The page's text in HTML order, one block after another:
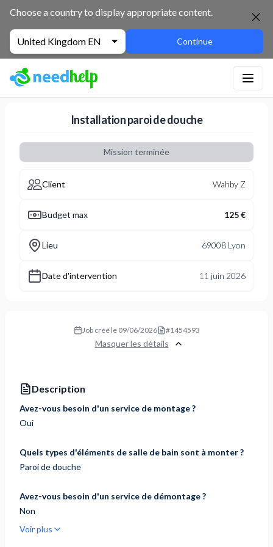
Choose a country to display appropriate content.
United Kingdom EN Continue
Installation paroi de douche
Mission terminée
Client Wahby Z
Budget max 125 €
Lieu 69008 Lyon
Date d'intervention 11 juin 2026
Job créé le 09/06/2026 #1454593
Masquer les détails
Description
Avez-vous besoin d'un service de montage ?
Oui
Quels types d'éléments de salle de bain sont à monter ?
Paroi de douche
Avez-vous besoin d'un service de démontage ?
Non
Voir plus
NeedHelp : site de jobbing et de services entre particuliers